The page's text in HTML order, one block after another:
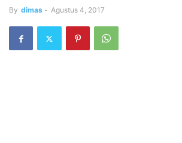
By dimas - Agustus 4, 2017